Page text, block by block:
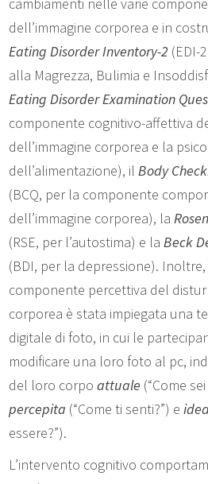
cambiamenti nelle varie
dell’immagine corporea e in
Eating Disorder Inventory-2 (EDI-
alla Magrezza, Bulimia e
Eating Disorder Examination
componente cognitivo-affettiva
dell’immagine corporea e la
dell’alimentazione), ilBody
(BCQ, per la componente
dell’immagine corporea), la
(RSE, per l’autostima) e laBeck
(BDI, per la depressione).
componente percettiva del
corporea è stata impiegata una
digitale di foto, in cui le
modificare una loro foto al pc,
del loro corpoattuale (“Come
percepita (“Come ti senti?”) e
essere?”).
L’intervento cognitivo